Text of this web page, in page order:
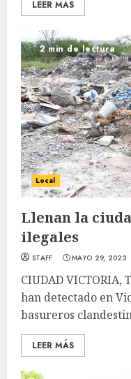
LEER MÁS
2 min de lectura
Local
Llenan la
ilegales
STAFF MAYO 29, 2023
CIUDAD VICTORIA,
han detectado en
basureros
LEER MÁS